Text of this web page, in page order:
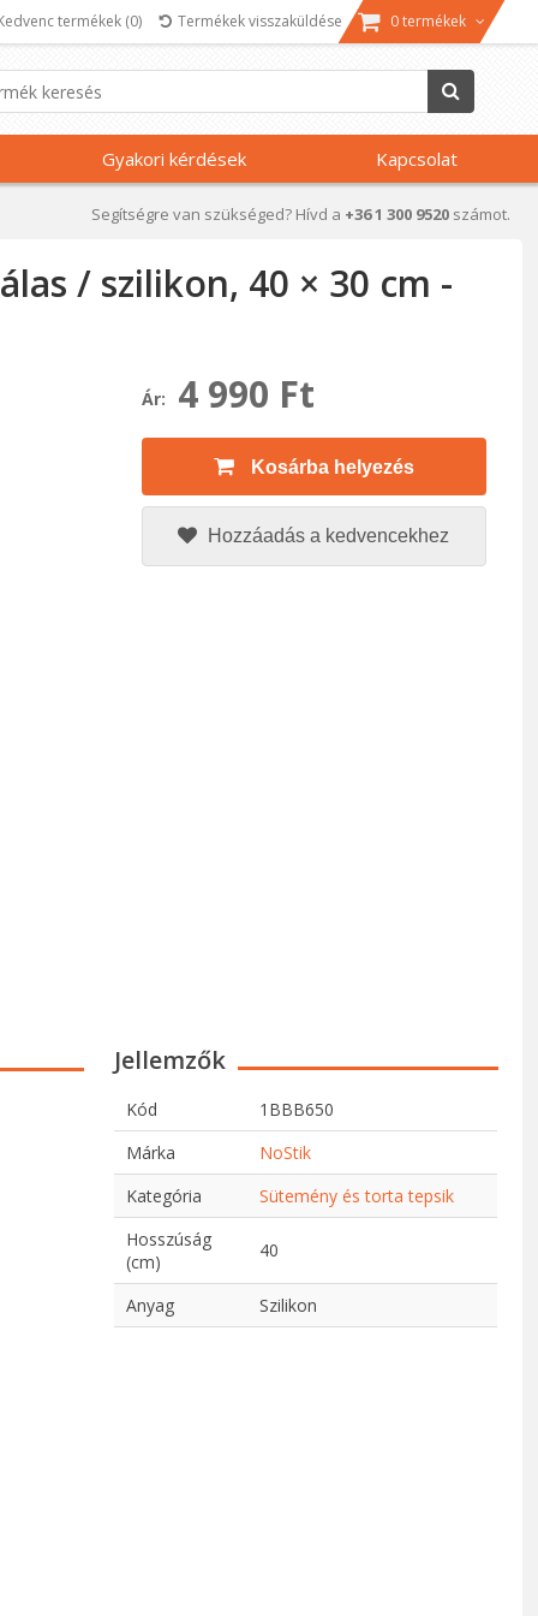
termékek (0) Termékek visszaküldése 0 termékek
Gyakori kérdések Kapcsolat
Segítségre van szükséged? Hívd a +36 1 300 9520számot.
/ szilikon, 40 × 30 cm -
Ár: 4 990 Ft
Kosárba helyezés
Hozzáadás a kedvencekhez
Jellemzők
Kód
1BBB650
Márka
NoStik
Kategória
Sütemény és torta tepsik
Hosszúság
(cm)
40
Anyag Szilikon